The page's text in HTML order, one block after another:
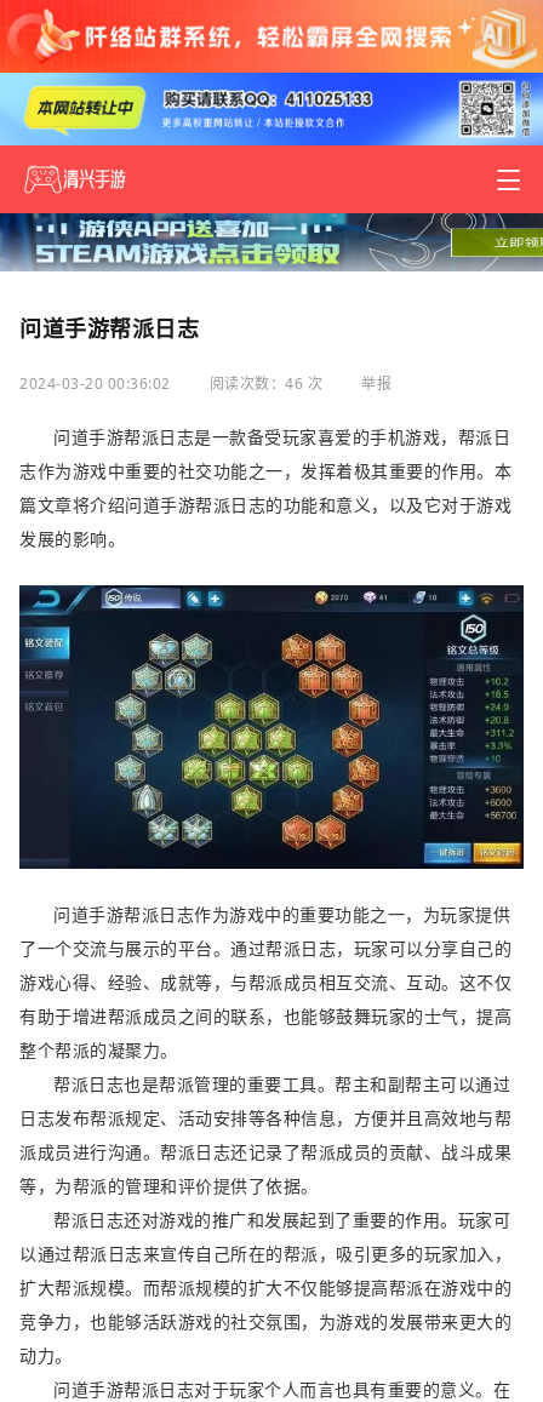
问道手游帮派日志
2024-03-20 00:36:02 阅读次数：46 次 举报
问道手游帮派日志是一款备受玩家喜爱的手机游戏，帮派日
志作为游戏中重要的社交功能之一，发挥着极其重要的作用。本
篇文章将介绍问道手游帮派日志的功能和意义，以及它对于游戏
发展的影响。
问道手游帮派日志作为游戏中的重要功能之一，为玩家提供
了一个交流与展示的平台。通过帮派日志，玩家可以分享自己的
游戏心得、经验、成就等，与帮派成员相互交流、互动。这不仅
有助于增进帮派成员之间的联系，也能够鼓舞玩家的士气，提高
整个帮派的凝聚力。
帮派日志也是帮派管理的重要工具。帮主和副帮主可以通过
日志发布帮派规定、活动安排等各种信息，方便并且高效地与帮
派成员进行沟通。帮派日志还记录了帮派成员的贡献、战斗成果
等，为帮派的管理和评价提供了依据。
帮派日志还对游戏的推广和发展起到了重要的作用。玩家可
以通过帮派日志来宣传自己所在的帮派，吸引更多的玩家加入，
扩大帮派规模。而帮派规模的扩大不仅能够提高帮派在游戏中的
竞争力，也能够活跃游戏的社交氛围，为游戏的发展带来更大的
动力。
问道手游帮派日志对于玩家个人而言也具有重要的意义。在